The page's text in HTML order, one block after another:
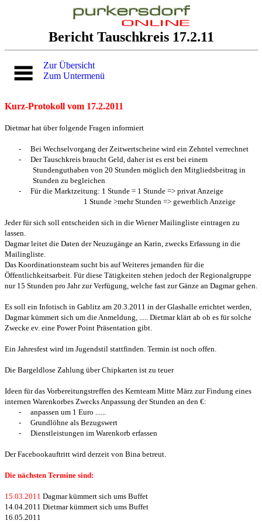
Bericht Tauschkreis 17.2.11
Zur Übersicht
Zum Untermenü
Kurz-Protokoll vom 17.2.2011
Dietmar hat über folgende Fragen informiert
-
Bei Wechselvorgang der Zeitwertscheine wird ein Zehntel verrechnet
-
Der Tauschkreis braucht Geld, daher ist es erst bei einem
Stundenguthaben von 20 Stunden möglich den Mitgliedsbeitrag in
Stunden zu begleichen
-
Für die Marktzeitung: 1 Stunde = 1 Stunde => privat Anzeige
1 Stunde >mehr Stunden => gewerblich Anzeige
Jeder für sich soll entscheiden sich in die Wiener Mailingliste eintragen zu
lassen.
Dagmar leitet die Daten der Neuzugänge an Karin, zwecks Erfassung in die
Mailingliste.
Das Koordinationsteam sucht bis auf Weiteres jemanden für die
Öffentlichkeitsarbeit. Für diese Tätigkeiten stehen jedoch der Regionalgruppe
nur 15 Stunden pro Jahr zur Verfügung, welche fast zur Gänze an Dagmar gehen.
Es soll ein Infotisch in Gablitz am 20.3.2011 in der Glashalle errichtet werden,
Dagmar kümmert sich um die Anmeldung, ..... Dietmar klärt ab ob es für solche
Zwecke ev. eine Power Point Präsentation gibt.
Ein Jahresfest wird im Jugendstil stattfinden. Termin ist noch offen.
Die Bargeldlose Zahlung über Chipkarten ist zu teuer
Ideen für das Vorbereitungstreffen des Kernteam Mitte März zur Findung eines
internen Warenkorbes Zwecks Anpassung der Stunden an den €:
-
anpassen um 1 Euro ......
-
Grundlöhne als Bezugswert
-
Dienstleistungen im Warenkorb erfassen
Der Facebookauftritt wird derzeit von Bina betreut.
Die nächsten Termine sind:
15.03.2011 Dagmar kümmert sich ums Buffet
14.04.2011 Dietmar kümmert sich ums Buffet
16.05.2011